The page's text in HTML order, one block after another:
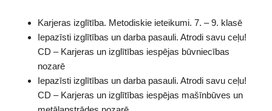
Karjeras izglītība. Metodiskie ieteikumi. 7. – 9. klasē
Iepazīsti izglītības un darba pasauli. Atrodi savu ceļu!
CD – Karjeras un izglītības iespējas būvniecības
nozarē
Iepazīsti izglītības un darba pasauli. Atrodi savu ceļu!
CD – Karjeras un izglītības iespējas mašīnbūves un